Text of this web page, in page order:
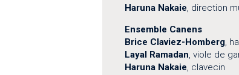
Haruna Nakaie, direction
Ensemble Canens
Brice Claviez-Homberg,
Layal Ramadan, viole de
Haruna Nakaie, clavecin